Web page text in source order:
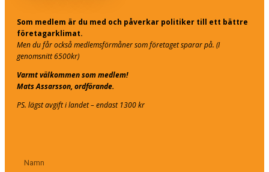
Som medlem är du med och påverkar politiker till ett bättre
företagarklimat.
Men du får också medlemsförmåner som företaget sparar på. (I
genomsnitt 6500kr)
Varmt välkommen som medlem!
Mats Assarsson, ordförande.
PS. lägst avgift i landet – endast 1300 kr